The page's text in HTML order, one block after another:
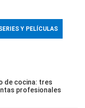
Y PELÍCULAS
de cocina: tres
profesionales